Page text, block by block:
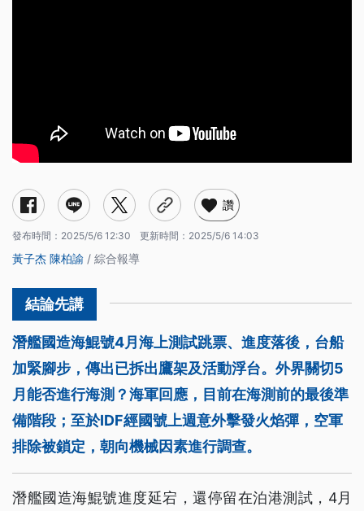
讚
發布時間： 2025/5/6 12:30 更新時間： 2025/5/6 14:03
黃子杰 陳柏諭 / 綜合報導
潛艦國造海鯤號4月海上測試跳票、進度落後，台船
加緊腳步，傳出已拆出鷹架及活動浮台。外界關切5
月能否進行海測？海軍回應，目前在海測前的最後準
備階段；至於IDF經國號上週意外擊發火焰彈，空軍
排除被鎖定，朝向機械因素進行調查。
潛艦國造海鯤號進度延宕，還停留在泊港測試，4月